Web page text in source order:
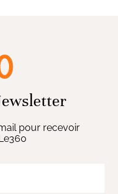
pour recevoir